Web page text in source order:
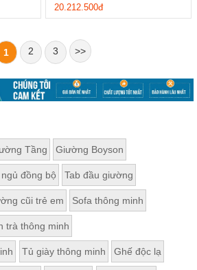
20.212.500đ
1 2 3 >>
Tầng Giường Boyson
đồng bộ Tab đầu giường
cũi trẻ em Sofa thông minh
trà thông minh
Tủ giày thông minh Ghế độc lạ